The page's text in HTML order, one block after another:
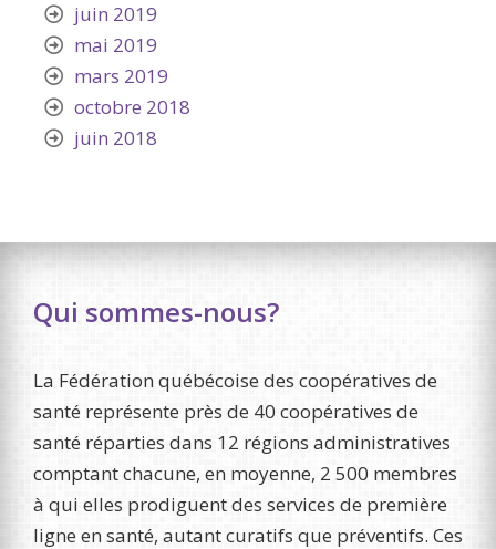
juin 2019
mai 2019
mars 2019
octobre 2018
juin 2018
Qui sommes-nous?
La Fédération québécoise des coopératives de
santé représente près de 40 coopératives de
santé réparties dans 12 régions administratives
comptant chacune, en moyenne, 2 500 membres
à qui elles prodiguent des services de première
ligne en santé, autant curatifs que préventifs. Ces